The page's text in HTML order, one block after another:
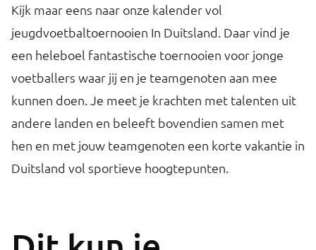
Kijk maar eens naar onze kalender vol
jeugdvoetbaltoernooien In Duitsland. Daar vind je
een heleboel fantastische toernooien voor jonge
voetballers waar jij en je teamgenoten aan mee
kunnen doen. Je meet je krachten met talenten uit
andere landen en beleeft bovendien samen met
hen en met jouw teamgenoten een korte vakantie in
Duitsland vol sportieve hoogtepunten.